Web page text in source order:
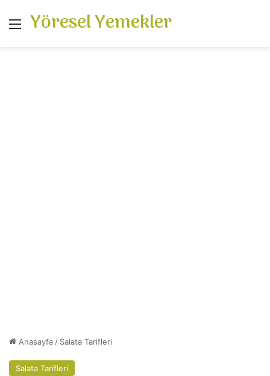
Menü
Yöresel Yemekler
Anasayfa / Salata Tarifleri
Salata Tarifleri